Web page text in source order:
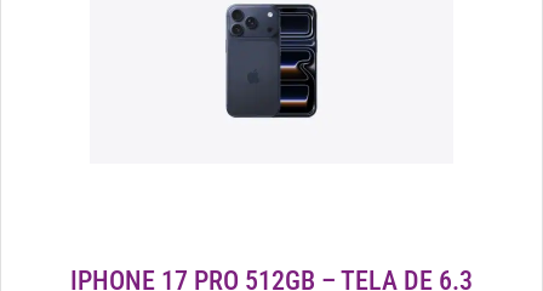
IPHONE 17 PRO 512GB – TELA DE 6.3